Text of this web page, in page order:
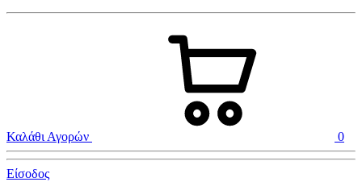
Καλάθι Αγορών 0
Είσοδος